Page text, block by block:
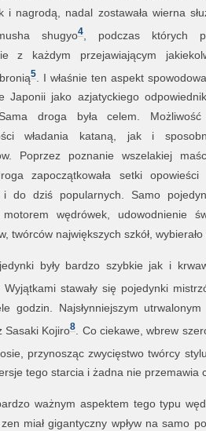
i nagrodą, nadal zostawała wierna
shugyo4, podczas których
z każdym przejawiającym
5
. I właśnie ten aspekt
Japonii jako azjatyckiego
droga była celem. Możliwość
władania kataną, jak i
Poprzez poznanie wszelakiej
zapoczątkowała setki
i do dziś popularnych. Samo
motorem wędrówek, udowodnienie
twórców największych szkół,
były bardzo szybkie jak i
Wyjątkami stawały się pojedynki
godzin. Najsłynniejszym
Sasaki Kojiro8
. Co ciekawe, wbrew
przynosząc zwycięstwo twórcy
tego starcia i żadna nie przemawia
ważnym aspektem tego typu
miał gigantyczny wpływ na samo